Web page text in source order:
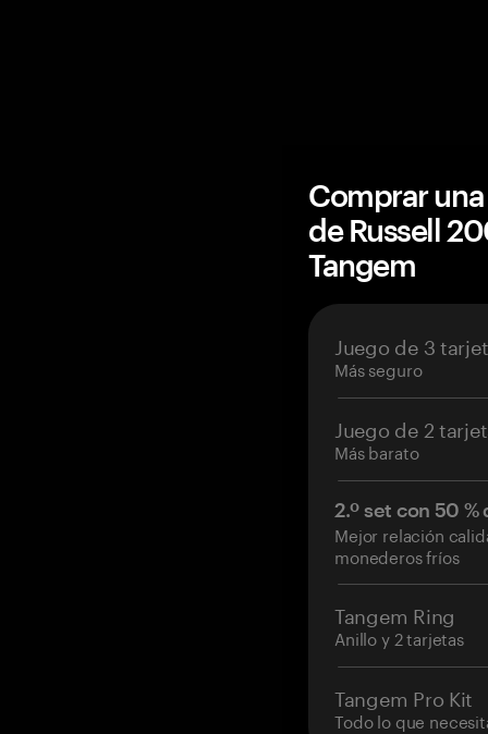
Comprar
de Russell
Tangem
Juego de 3
Más seguro
Juego de 2
Más barato
2.º set con 50
Mejor relación
monederos fríos
Tangem Ring
Anillo y 2 tarjetas
Tangem Pro Kit
Todo lo que